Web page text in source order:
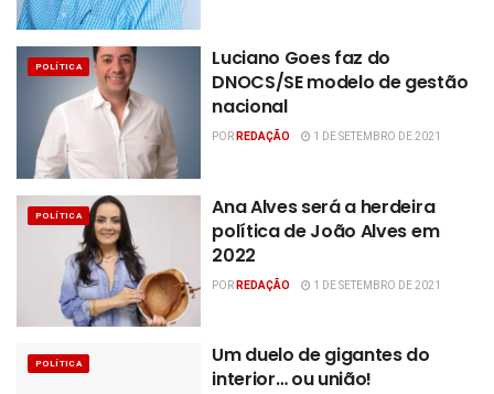
POLÍTICA
Luciano Goes faz do
DNOCS/SE modelo de gestão
nacional
PORREDAÇÃO 1 DE SETEMBRO DE 2021
POLÍTICA
Ana Alves será a herdeira
política de João Alves em
2022
PORREDAÇÃO 1 DE SETEMBRO DE 2021
POLÍTICA
Um duelo de gigantes do
interior… ou união!